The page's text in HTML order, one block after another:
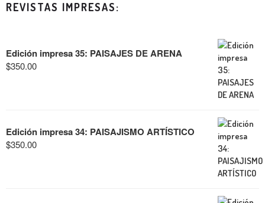
REVISTAS IMPRESAS:
Edición impresa 35: PAISAJES DE ARENA
$350.00
Edición impresa 34: PAISAJISMO ARTÍSTICO
$350.00